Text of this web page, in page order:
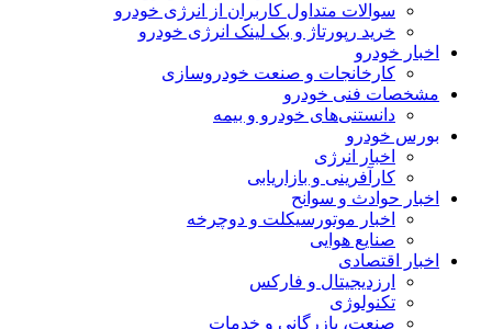
سوالات متداول کاربران از انرژی خودرو
خرید رپورتاژ و بک لینک انرژی خودرو
اخبار خودرو
کارخانجات و صنعت خودروسازی
مشخصات فنی خودرو
دانستنی‌های خودرو و بیمه
بورس خودرو
اخبار انرژی
کارآفرینی و بازاریابی
اخبار حوادث و سوانح
اخبار موتورسیکلت و دوچرخه
صنایع هوایی
اخبار اقتصادی
ارزدیجیتال و فارکس
تکنولوژی
صنعت، بازرگانی و خدمات